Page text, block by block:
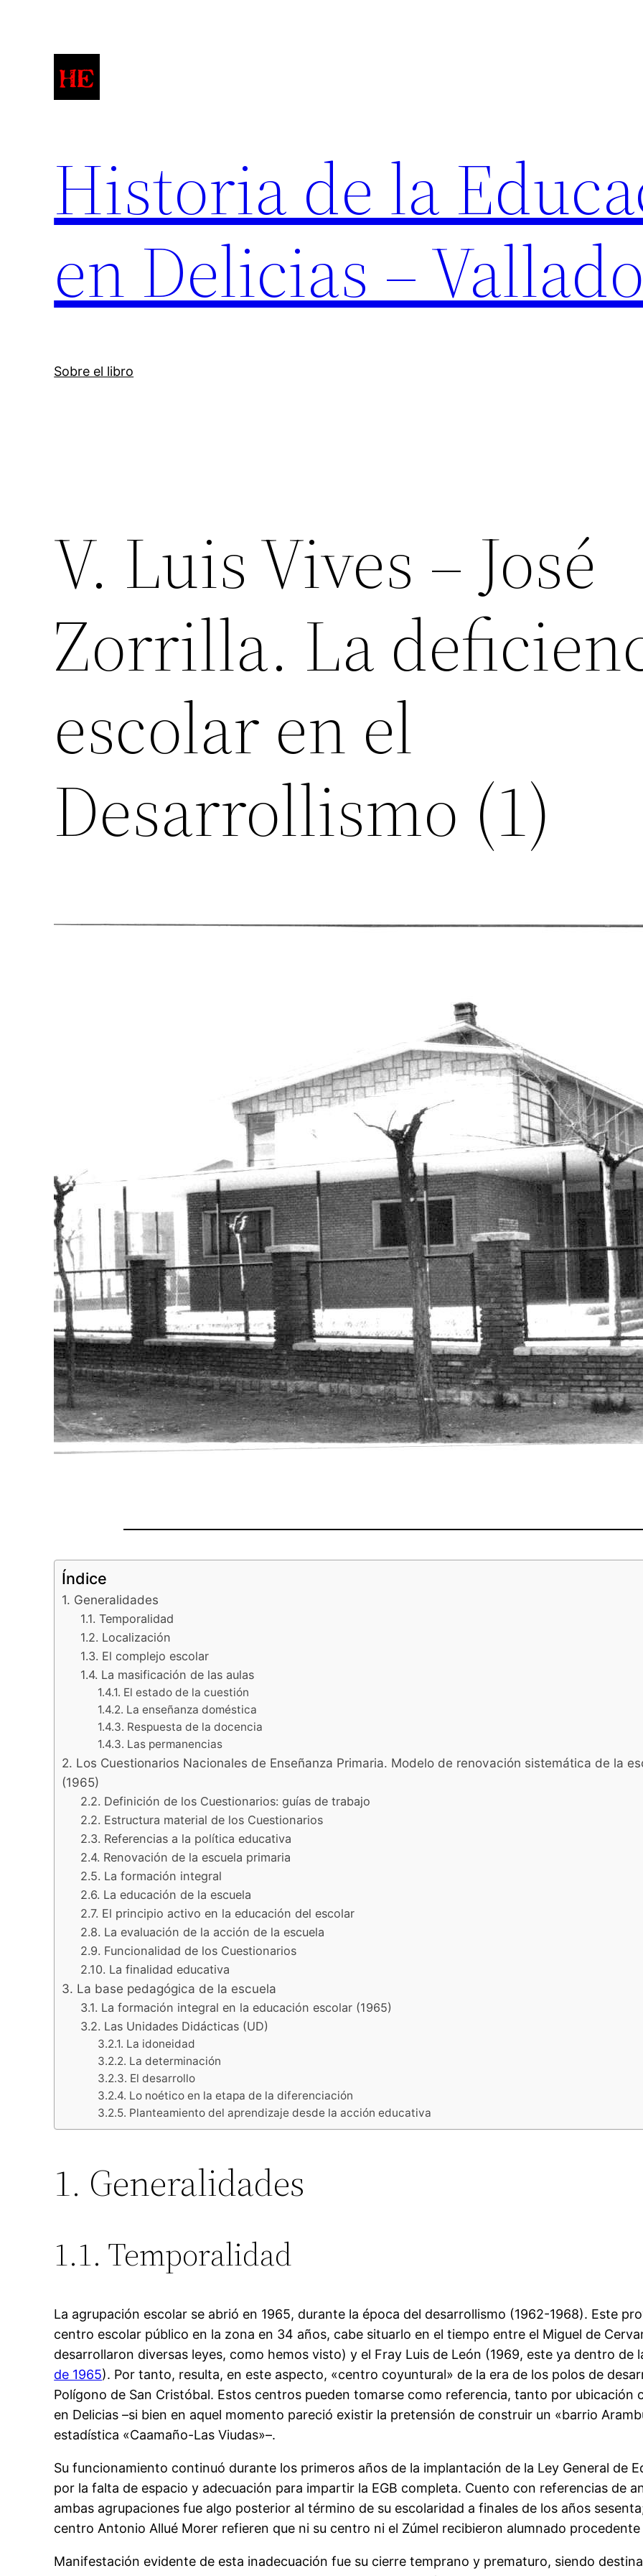
contenido
Historia de la
en Delicias –
Sobre el libro
V. Luis Vives – José
Zorrilla. La
escolar en el
Desarrollismo (1)
Índice
1. Generalidades
1.1. Temporalidad
1.2. Localización
1.3. El complejo escolar
1.4. La masificación de las aulas
1.4.1. El estado de la cuestión
1.4.2. La enseñanza doméstica
1.4.3. Respuesta de la docencia
1.4.3. Las permanencias
2. Los Cuestionarios Nacionales de Enseñanza Primaria. Modelo de renovación sistemática de la
(1965)
2.2. Definición de los Cuestionarios: guías de trabajo
2.2. Estructura material de los Cuestionarios
2.3. Referencias a la política educativa
2.4. Renovación de la escuela primaria
2.5. La formación integral
2.6. La educación de la escuela
2.7. El principio activo en la educación del escolar
2.8. La evaluación de la acción de la escuela
2.9. Funcionalidad de los Cuestionarios
2.10. La finalidad educativa
3. La base pedagógica de la escuela
3.1. La formación integral en la educación escolar (1965)
3.2. Las Unidades Didácticas (UD)
3.2.1. La idoneidad
3.2.2. La determinación
3.2.3. El desarrollo
3.2.4. Lo noético en la etapa de la diferenciación
3.2.5. Planteamiento del aprendizaje desde la acción educativa
1. Generalidades
1.1. Temporalidad
La agrupación escolar se abrió en 1965, durante la época del desarrollismo (1962-1968). Este
centro escolar público en la zona en 34 años, cabe situarlo en el tiempo entre el Miguel de
desarrollaron diversas leyes, como hemos visto) y el Fray Luis de León (1969, este ya dentro de
de 1965). Por tanto, resulta, en este aspecto, «centro coyuntural» de la era de los polos de
Polígono de San Cristóbal. Estos centros pueden tomarse como referencia, tanto por ubicación
en Delicias –si bien en aquel momento pareció existir la pretensión de construir un «barrio
estadística «Caamaño-Las Viudas»–.
Su funcionamiento continuó durante los primeros años de la implantación de la Ley General de
por la falta de espacio y adecuación para impartir la EGB completa. Cuento con referencias de
ambas agrupaciones fue algo posterior al término de su escolaridad a finales de los años
centro Antonio Allué Morer refieren que ni su centro ni el Zúmel recibieron alumnado
Manifestación evidente de esta inadecuación fue su cierre temprano y prematuro, siendo